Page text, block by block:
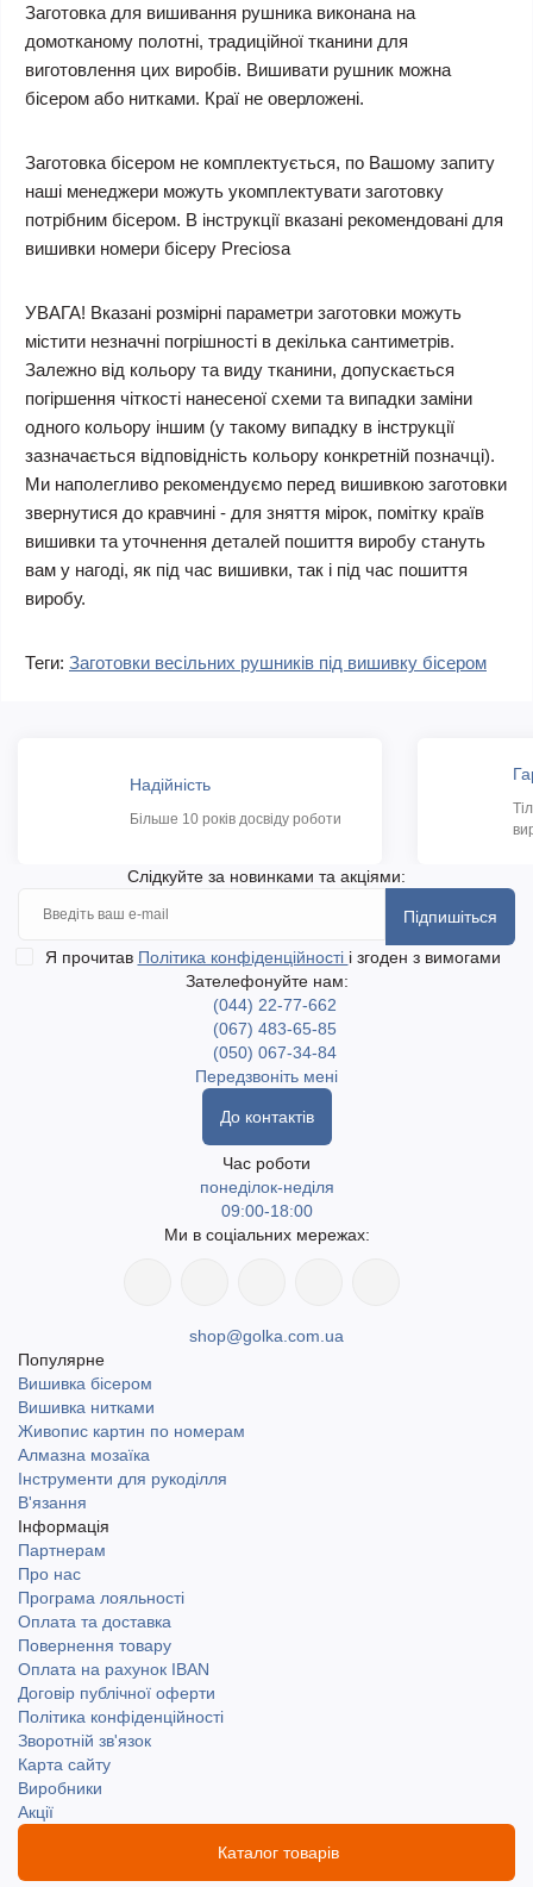
Заготовка для вишивання рушника виконана на
домотканому полотні, традиційної тканини для
виготовлення цих виробів. Вишивати рушник можна
бісером або нитками. Краї не оверложені.
Заготовка бісером не комплектується, по Вашому запиту
наші менеджери можуть укомплектувати заготовку
потрібним бісером. В інструкції вказані рекомендовані для
вишивки номери бісеру Preciosa
УВАГА! Вказані розмірні параметри заготовки можуть
містити незначні погрішності в декілька сантиметрів.
Залежно від кольору та виду тканини, допускається
погіршення чіткості нанесеної схеми та випадки заміни
одного кольору іншим (у такому випадку в інструкції
зазначається відповідність кольору конкретній позначці).
Ми наполегливо рекомендуємо перед вишивкою заготовки
звернутися до кравчині - для зняття мірок, помітку країв
вишивки та уточнення деталей пошиття виробу стануть
вам у нагоді, як під час вишивки, так і під час пошиття
виробу.
Теги: Заготовки весільних рушників під вишивку бісером
Надійність
Більше 10 років досвіду роботи
Слідкуйте за новинками та акціями:
Підпишіться
Я прочитав Політика конфіденційності і згоден з вимогами
Зателефонуйте нам:
(044) 22-77-662
(067) 483-65-85
(050) 067-34-84
Передзвоніть мені
До контактів
Час роботи
понеділок-неділя
09:00-18:00
Ми в соціальних мережах:
shop@golka.com.ua
Популярне
Вишивка бісером
Вишивка нитками
Живопис картин по номерам
Алмазна мозаїка
Інструменти для рукоділля
В'язання
Інформація
Партнерам
Про нас
Програма лояльності
Оплата та доставка
Повернення товару
Оплата на рахунок IBAN
Договір публічної оферти
Політика конфіденційності
Зворотній зв'язок
Карта сайту
Виробники
Акції
Каталог товарів